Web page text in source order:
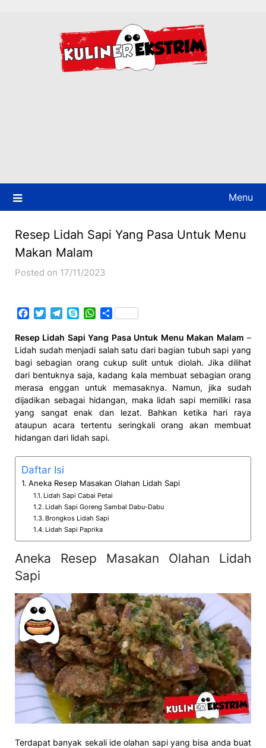
Menu
Resep Lidah Sapi Yang Pasa Untuk Menu
Makan Malam
Posted on 17/11/2023
Facebook
TwitterTelegram
SkypeWhatsApp
Share
Resep Lidah Sapi Yang Pasa Untuk Menu Makan Malam –
Lidah sudah menjadi salah satu dari bagian tubuh sapi yang
bagi sebagian orang cukup sulit untuk diolah. Jika dilihat
dari bentuknya saja, kadang kala membuat sebagian orang
merasa enggan untuk memasaknya. Namun, jika sudah
dijadikan sebagai hidangan, maka lidah sapi memiliki rasa
yang sangat enak dan lezat. Bahkan ketika hari raya
ataupun acara tertentu seringkali orang akan membuat
hidangan dari lidah sapi.
Daftar Isi
Aneka Resep Masakan Olahan Lidah Sapi
Lidah Sapi Cabai Petai
Lidah Sapi Goreng Sambal Dabu-Dabu
Brongkos Lidah Sapi
Lidah Sapi Paprika
Aneka Resep Masakan Olahan Lidah
Sapi
Terdapat banyak sekali ide olahan sapi yang bisa anda buat